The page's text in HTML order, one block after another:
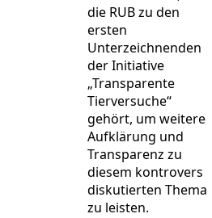
die RUB zu den
ersten
Unterzeichnenden
der Initiative
„Transparente
Tierversuche“
gehört, um weitere
Aufklärung und
Transparenz zu
diesem kontrovers
diskutierten Thema
zu leisten.